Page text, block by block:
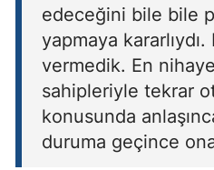
edeceğini bile bile
yapmaya
vermedik. En
sahipleriyle tekrar
konusunda
duruma geçince